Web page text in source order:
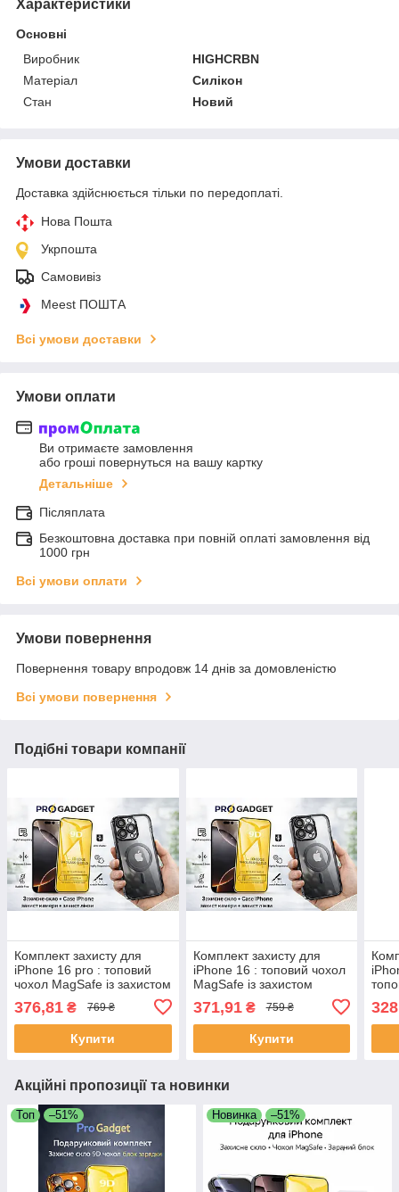
Характеристики
Основні
Виробник
HIGHCRBN
Матеріал
Силікон
Стан
Новий
Умови доставки
Доставка здійснюється тільки по передоплаті.
Нова Пошта
Укрпошта
Самовивіз
Meest ПОШТА
Всі умови доставки
Умови оплати
Ви отримаєте замовлення
або гроші повернуться на вашу картку
Детальніше
Післяплата
Безкоштовна доставка при повній оплаті замовлення від
1000 грн
Всі умови оплати
Умови повернення
Повернення товару впродовж 14 днів за домовленістю
Всі умови повернення
Подібні товари компанії
Комплект захисту для
iPhone 16 pro : топовий
чохол MagSafe із захистом
камери + захисне скло 9D
| Вибір кольору
376,81 ₴ 769 ₴
Купити
Комплект захисту для
iPhone 16 : топовий чохол
MagSafe із захистом
камери + захисне скло 9D
| Вибір кольору
371,91₴ 759 ₴
Купити
Акційні пропозиції та новинки
Топ –51% Новинка –51%